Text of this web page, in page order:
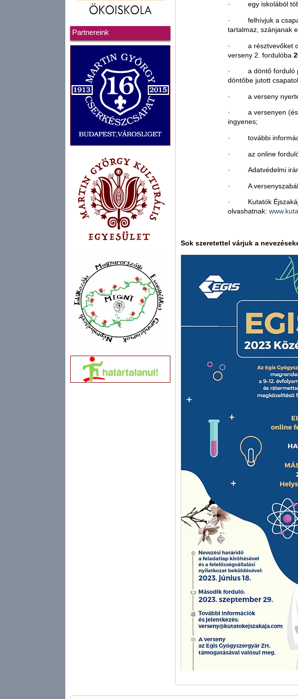
Partnereink
· egy iskolából
· felhívjuk a
tartalmaz, szánjanak
· a résztvevőket
verseny 2. fordulóba
· a döntő forduló
döntőbe jutott
· a verseny
· a versenyen (és a
ingyenes;
· további
· az online forduló
· Adatvédelmi
· A
· Kutatók
olvashatnak:
Sok szeretettel várjuk a